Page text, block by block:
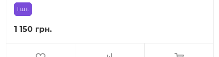
1 шт.
1 150 грн.